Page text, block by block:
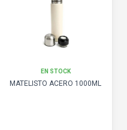
EN STOCK
MATELISTO ACERO 1000ML